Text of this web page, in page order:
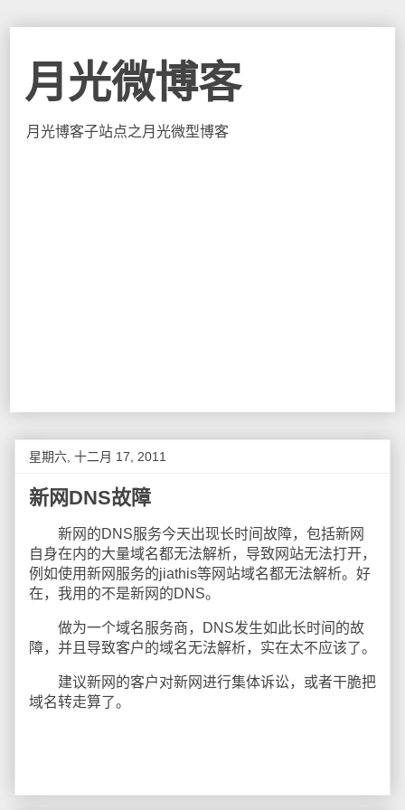
月光微博客
月光博客子站点之月光微型博客
星期六, 十二月 17, 2011
新网DNS故障
新网的DNS服务今天出现长时间故障，包括新网
自身在内的大量域名都无法解析，导致网站无法打开，
例如使用新网服务的jiathis等网站域名都无法解析。好
在，我用的不是新网的DNS。
做为一个域名服务商，DNS发生如此长时间的故
障，并且导致客户的域名无法解析，实在太不应该了。
建议新网的客户对新网进行集体诉讼，或者干脆把
域名转走算了。